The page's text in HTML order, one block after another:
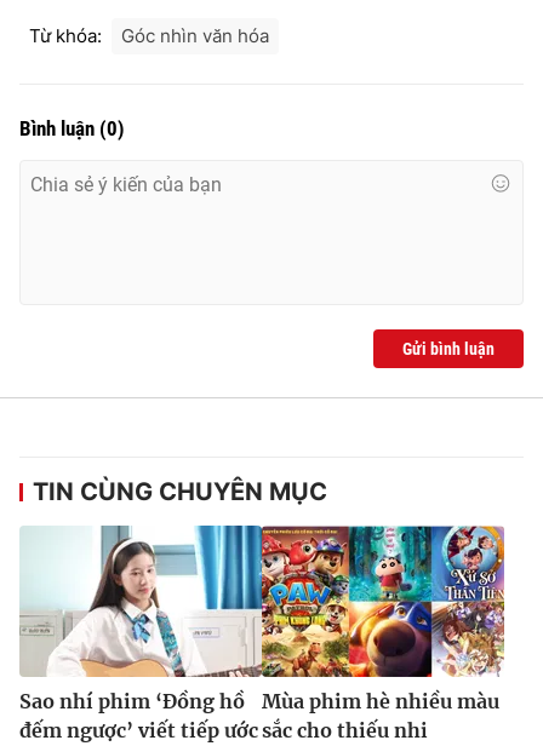
Từ khóa: Góc nhìn văn hóa
Bình luận (0)
Gửi bình luận
TIN CÙNG CHUYÊN MỤC
Sao nhí phim ‘Đồng hồ
đếm ngược’ viết tiếp ước
Mùa phim hè nhiều màu
sắc cho thiếu nhi